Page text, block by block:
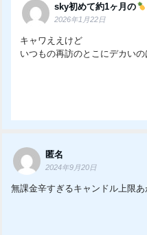
sky初めて約1ヶ月の
2026年1月22日
キャワええけど
いつもの再訪のとこにデカい
匿名
2024年9月20日
無課金辛すぎるキャンドル上限